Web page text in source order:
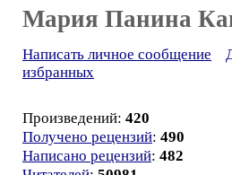
Мария Панина
Написать личное сообщение
избранных
Произведений: 420
Получено рецензий: 490
Написано рецензий: 482